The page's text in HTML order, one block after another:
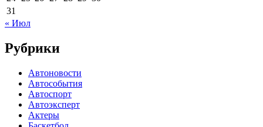
31
« Июл
Рубрики
Автоновости
Автособытия
Автоспорт
Автоэксперт
Актеры